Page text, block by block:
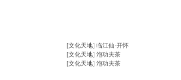
[文化天地] 临江仙·开怀
[文化天地] 泡功夫茶
[文化天地] 泡功夫茶